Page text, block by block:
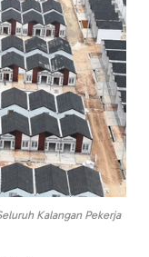
Kalangan Pekerja